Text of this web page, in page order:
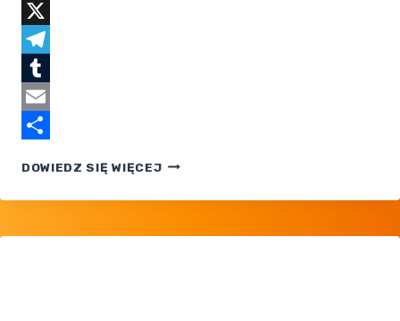
Facebook
X
Telegram
Tumblr
Email
DOWIEDZ SIĘ WIĘCEJJAK
SPOLSZCZENIE
LEGENDS: